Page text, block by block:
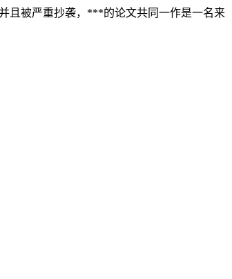
且被严重抄袭，***的论文共同一作是一名来